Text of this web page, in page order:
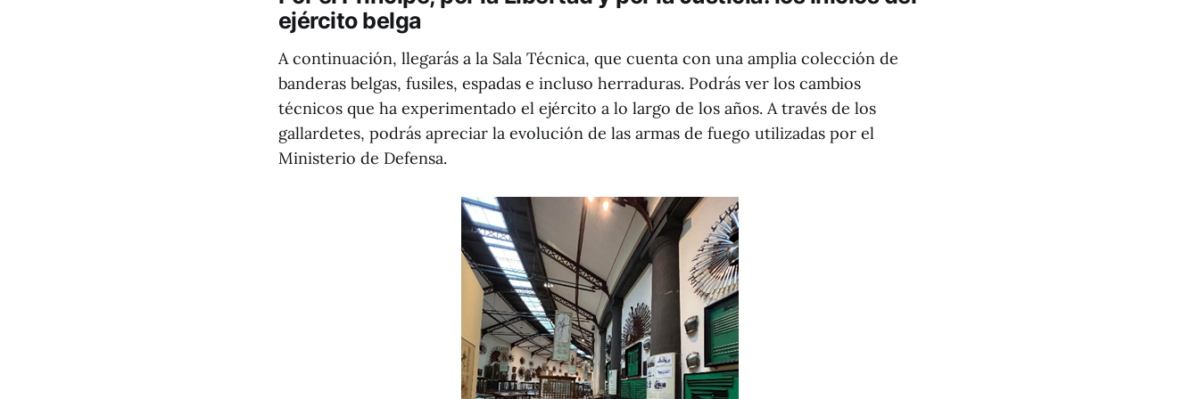
ejército belga
A continuación, llegarás a la Sala Técnica, que cuenta con una amplia colección de
banderas belgas, fusiles, espadas e incluso herraduras. Podrás ver los cambios
técnicos que ha experimentado el ejército a lo largo de los años. A través de los
gallardetes, podrás apreciar la evolución de las armas de fuego utilizadas por el
Ministerio de Defensa.